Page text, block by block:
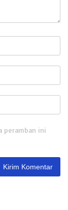
peramban ini